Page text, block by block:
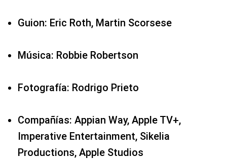
Guion: Eric Roth, Martin Scorsese
Música: Robbie Robertson
Fotografía: Rodrigo Prieto
Compañías: Appian Way, Apple TV+,
Imperative Entertainment, Sikelia
Productions, Apple Studios